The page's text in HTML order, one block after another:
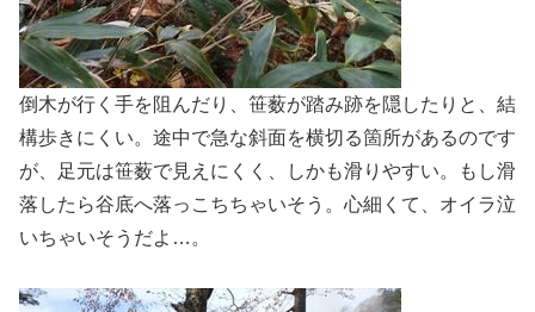
倒木が行く手を阻んだり、笹薮が踏み跡を隠したりと、結
構歩きにくい。途中で急な斜面を横切る箇所があるのです
が、足元は笹薮で見えにくく、しかも滑りやすい。もし滑
落したら谷底へ落っこちちゃいそう。心細くて、オイラ泣
いちゃいそうだよ…。